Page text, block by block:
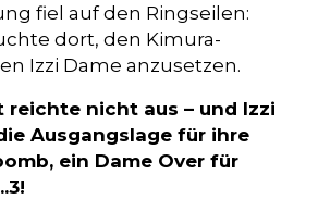
fiel auf den Ringseilen:
dort, den Kimura-
Izzi Dame anzusetzen.
reichte nicht aus – und Izzi
Ausgangslage für ihre
ein Dame Over für